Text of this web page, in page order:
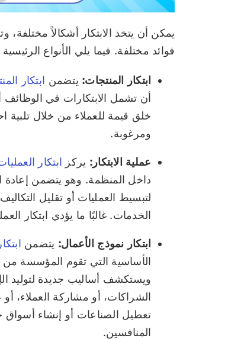
يمكن أن يتخذ الابتكار أشكالاً
فوائد مختلفة. فيما يلي الأنواع الرئيسية
ابتكار المنتجات: يتضمن ابتكار
أن تشمل الابتكارات في الوظائف
خلق قيمة للعملاء من خلال تلبية
ومرغوبة.
عملية الابتكار: يركز ابتكار
داخل المنظمة. وهو يتضمن إعادة
لتبسيط العمليات أو تقليل
الخدمات. غالبًا ما يؤدي ابتكار
ابتكار نموذج الأعمال: يتضمن
الأساسية التي تقوم المؤسسة من
ويستكشف أساليب جديدة لتوليد
الشراكات، أو مشاركة العملاء،
تعطيل الصناعات أو إنشاء
المنافسين.